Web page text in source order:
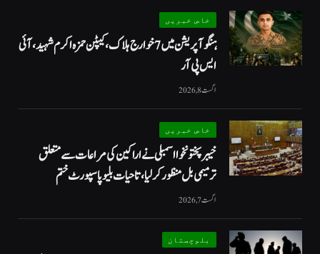
خاص خبریں
ہنگو آپریشن میں 7 خوارج ہلاک، کیپٹن حمزہ اکرم شہید، آئی
ایس پی آر
اگست 8, 2026
خاص خبریں
خیبرپختونخوا اسمبلی نے اراکین کی مراعات سے متعلق
ترمیمی بل منظور کر لیا، تاحیات بلیو پاسپورٹ ختم
اگست 7, 2026
بلوچستان